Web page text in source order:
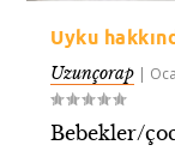
Uyku
Uzunçorap |
Bebekler/